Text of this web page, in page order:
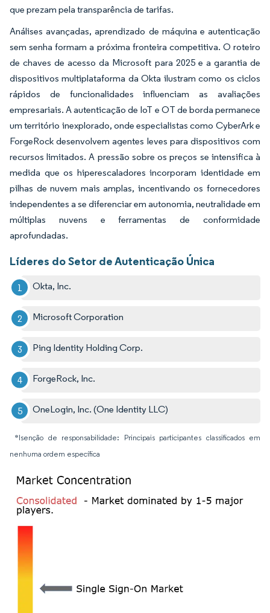
que prezam pela transparência de tarifas.
Análises avançadas, aprendizado de máquina e autenticação
sem senha formam a próxima fronteira competitiva. O roteiro
de chaves de acesso da Microsoft para 2025 e a garantia de
dispositivos multiplataforma da Okta ilustram como os ciclos
rápidos de funcionalidades influenciam as avaliações
empresariais. A autenticação de IoT e OT de borda permanece
um território inexplorado, onde especialistas como CyberArk e
ForgeRock desenvolvem agentes leves para dispositivos com
recursos limitados. A pressão sobre os preços se intensifica à
medida que os hiperescaladores incorporam identidade em
pilhas de nuvem mais amplas, incentivando os fornecedores
independentes a se diferenciar em autonomia, neutralidade em
múltiplas nuvens e ferramentas de conformidade
aprofundadas.
Líderes do Setor de Autenticação Única
Okta, Inc.
Microsoft Corporation
Ping Identity Holding Corp.
ForgeRock, Inc.
OneLogin, Inc. (One Identity LLC)
*Isenção de responsabilidade: Principais participantes classificados em
nenhuma ordem específica